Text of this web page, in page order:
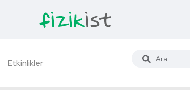
Etkinlikler